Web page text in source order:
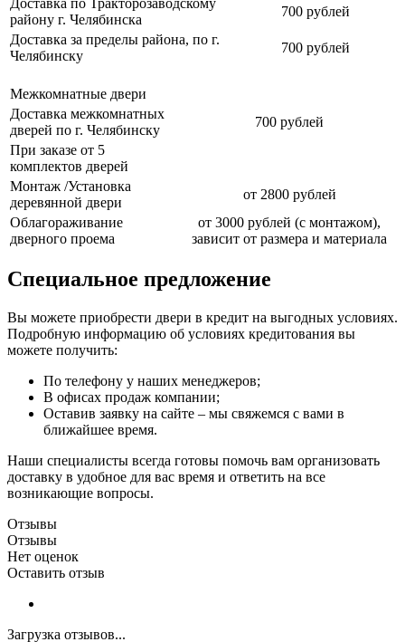
району г. Челябинска
700 рублей
Доставка за пределы района, по г.
Челябинску
700 рублей
Межкомнатные двери
Доставка межкомнатных
дверей по г. Челябинску
700 рублей
При заказе от 5
комплектов дверей
Монтаж /Установка
деревянной двери
от 2800 рублей
Облагораживание
дверного проема
от 3000 рублей (с монтажом),
зависит от размера и материала
Специальное предложение
Вы можете приобрести двери в кредит на выгодных условиях.
Подробную информацию об условиях кредитования вы
можете получить:
По телефону у наших менеджеров;
В офисах продаж компании;
Оставив заявку на сайте – мы свяжемся с вами в
ближайшее время.
Наши специалисты всегда готовы помочь вам организовать
доставку в удобное для вас время и ответить на все
возникающие вопросы.
Отзывы
Отзывы
Нет оценок
Оставить отзыв
Загрузка отзывов...